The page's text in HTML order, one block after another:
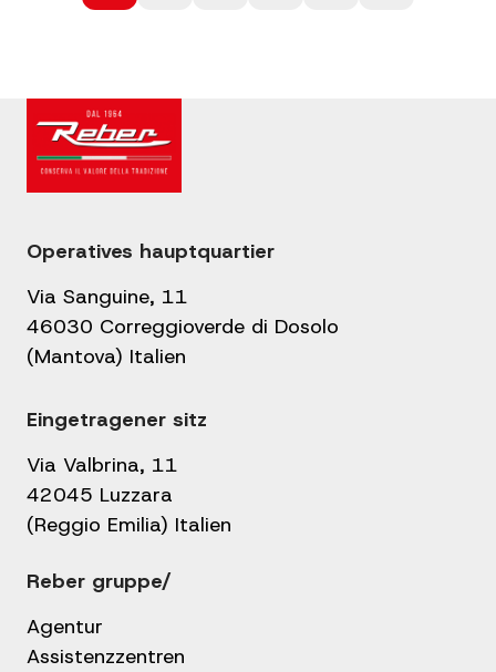
Operatives hauptquartier
Via Sanguine, 11
46030 Correggioverde di Dosolo
(Mantova) Italien
Eingetragener sitz
Via Valbrina, 11
42045 Luzzara
(Reggio Emilia) Italien
Reber gruppe/
Agentur
Assistenzzentren